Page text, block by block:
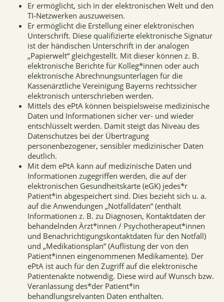
Er ermöglicht, sich in der elektronischen Welt und den
TI-Netzwerken auszuweisen.
Er ermöglicht die Erstellung einer elektronischen
Unterschrift. Diese qualifizierte elektronische Signatur
ist der händischen Unterschrift in der analogen
„Papierwelt“ gleichgestellt. Mit dieser können z. B.
elektronische Berichte für Kolleg*innen oder auch
elektronische Abrechnungsunterlagen für die
Kassenärztliche Vereinigung Bayerns rechtssicher
elektronisch unterschrieben werden.
Mittels des ePtA können beispielsweise medizinische
Daten und Informationen sicher ver- und wieder
entschlüsselt werden. Damit steigt das Niveau des
Datenschutzes bei der Übertragung
personenbezogener, sensibler medizinischer Daten
deutlich.
Mit dem ePtA kann auf medizinische Daten und
Informationen zugegriffen werden, die auf der
elektronischen Gesundheitskarte (eGK) jedes*r
Patient*in abgespeichert sind. Dies bezieht sich u. a.
auf die Anwendungen „Notfalldaten“ (enthält
Informationen z. B. zu Diagnosen, Kontaktdaten der
behandelnden Ärzt*innen / Psychotherapeut*innen
und Benachrichtigungskontaktdaten für den Notfall)
und „Medikationsplan“ (Auflistung der von den
Patient*innen eingenommenen Medikamente). Der
ePtA ist auch für den Zugriff auf die elektronische
Patientenakte notwendig. Diese wird auf Wunsch bzw.
Veranlassung des*der Patient*in
behandlungsrelvanten Daten enthalten.